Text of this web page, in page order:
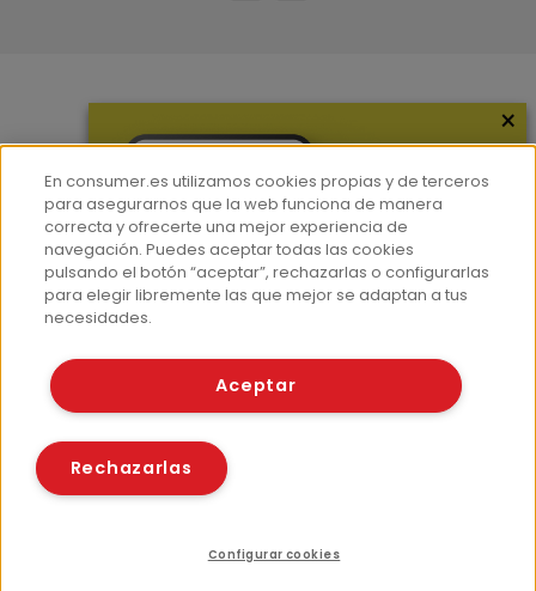
Hemeroteca
Contacto
Prensa
Corpus Lingüístico Consumer
© Fundación EROSKI
Políticas de cookies
×
En consumer.es utilizamos cookies propias y de terceros
para asegurarnos que la web funciona de manera
correcta y ofrecerte una mejor experiencia de
navegación. Puedes aceptar todas las cookies
pulsando el botón “aceptar”, rechazarlas o configurarlas
para elegir libremente las que mejor se adaptan a tus
necesidades.
Aceptar
Rechazarlas
Configurar cookies